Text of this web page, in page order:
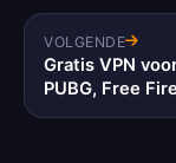
VOLGENDE
Gratis VPN
PUBG, Free